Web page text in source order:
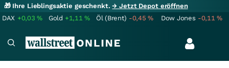
🎁 Ihre Lieblingsaktie geschenkt.→ Jetzt Depot eröffnen
DAX +0,03% Gold +1,11% Öl (Brent) -0,45% Dow Jones -0,11%